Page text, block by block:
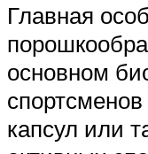
Главная
основном
капсул или